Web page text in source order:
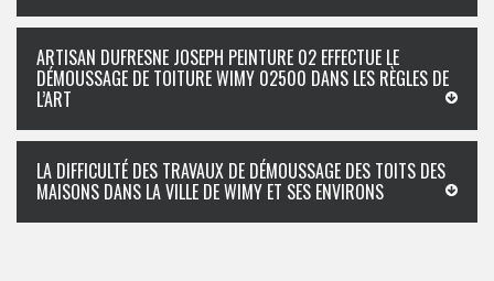
ARTISAN DUFRESNE JOSEPH PEINTURE 02 EFFECTUE LE
DÉMOUSSAGE DE TOITURE WIMY 02500 DANS LES RÈGLES DE
L’ART
LA DIFFICULTÉ DES TRAVAUX DE DÉMOUSSAGE DES TOITS DES
MAISONS DANS LA VILLE DE WIMY ET SES ENVIRONS